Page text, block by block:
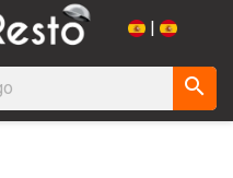
|
search